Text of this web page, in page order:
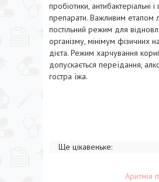
пробіотики, антибактеріальні і
препарати. Важливим етапом
постільний режим для
організму, мінімум фізичних
дієта. Режим харчування
допускається переїдання,
гостра їжа.
Ще цікавеньке:
Аритмія